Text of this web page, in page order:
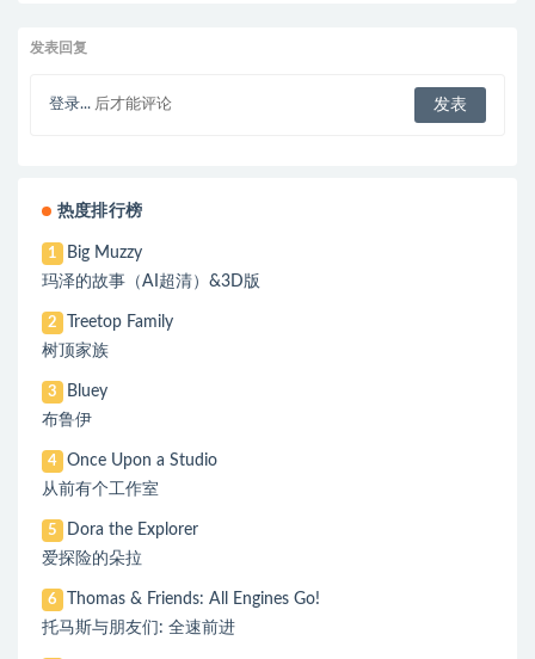
发表回复
登录... 后才能评论
热度排行榜
1
Big Muzzy
玛泽的故事（AI超清）&3D版
2
Treetop Family
树顶家族
3
Bluey
布鲁伊
4
Once Upon a Studio
从前有个工作室
5
Dora the Explorer
爱探险的朵拉
6
Thomas & Friends: All Engines Go!
托马斯与朋友们: 全速前进